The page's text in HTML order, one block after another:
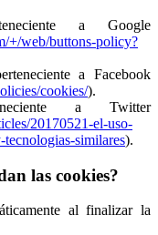
a Google
+/web/buttons-policy?
a Facebook
cookies/).
a Twitter
20170521-el-uso-
similares).
las cookies?
al finalizar la